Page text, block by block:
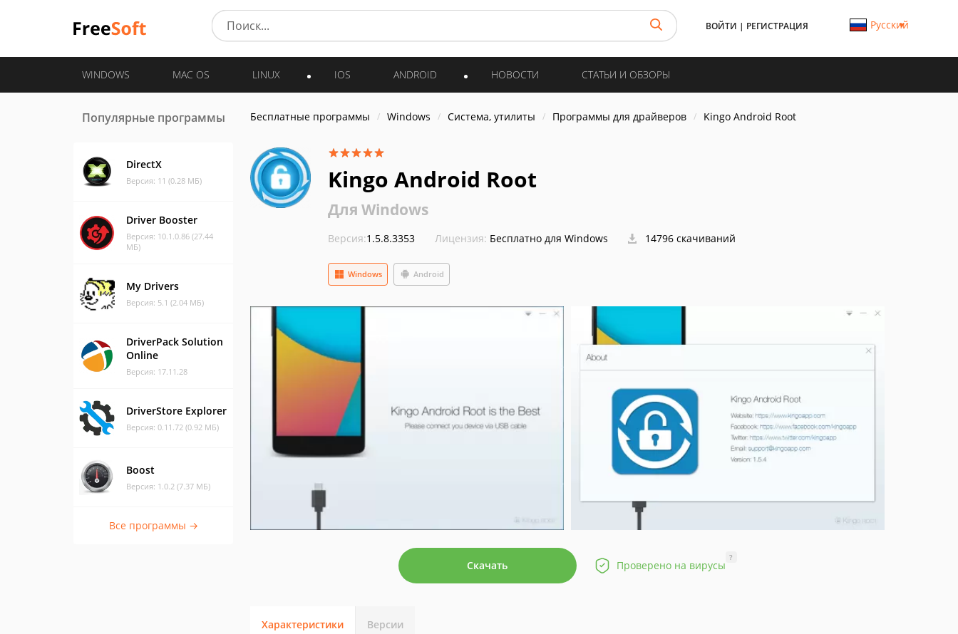
ВОЙТИ | РЕГИСТРАЦИЯ Русский
WINDOWS MAC OS LINUX IOS ANDROID НОВОСТИ СТАТЬИ И ОБЗОРЫ
Популярные программы
DirectX
Версия: 11 (0.28 МБ)
Driver Booster
Версия: 10.1.0.86 (27.44
МБ)
My Drivers
Версия: 5.1 (2.04 МБ)
DriverPack Solution
Online
Версия: 17.11.28
DriverStore Explorer
Версия: 0.11.72 (0.92 МБ)
Boost
Версия: 1.0.2 (7.37 МБ)
Все программы →
Бесплатные программы Windows Система, утилиты Программы для драйверов Kingo Android Root
Kingo Android Root
Для Windows
Версия:1.5.8.3353 Лицензия: Бесплатно для Windows 14796 скачиваний
Windows Android
Скачать Проверено на вирусы
?
Характеристики Версии